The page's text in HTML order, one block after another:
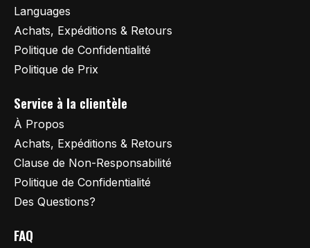
Languages
Achats, Expéditions & Retours
Politique de Confidentialité
Politique de Prix
Service à la clientèle
À Propos
Achats, Expéditions & Retours
Clause de Non-Responsabilité
Politique de Confidentialité
Des Questions?
FAQ